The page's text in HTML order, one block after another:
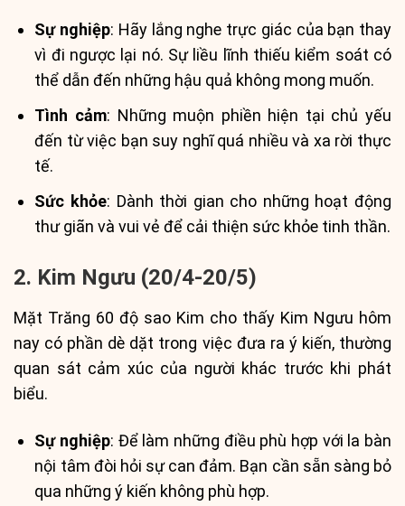
Sự nghiệp: Hãy lắng nghe trực giác của bạn thay
vì đi ngược lại nó. Sự liều lĩnh thiếu kiểm soát có
thể dẫn đến những hậu quả không mong muốn.
Tình cảm: Những muộn phiền hiện tại chủ yếu
đến từ việc bạn suy nghĩ quá nhiều và xa rời thực
tế.
Sức khỏe: Dành thời gian cho những hoạt động
thư giãn và vui vẻ để cải thiện sức khỏe tinh thần.
2. Kim Ngưu (20/4-20/5)
Mặt Trăng 60 độ sao Kim cho thấy Kim Ngưu hôm
nay có phần dè dặt trong việc đưa ra ý kiến, thường
quan sát cảm xúc của người khác trước khi phát
biểu.
Sự nghiệp: Để làm những điều phù hợp với la bàn
nội tâm đòi hỏi sự can đảm. Bạn cần sẵn sàng bỏ
qua những ý kiến không phù hợp.